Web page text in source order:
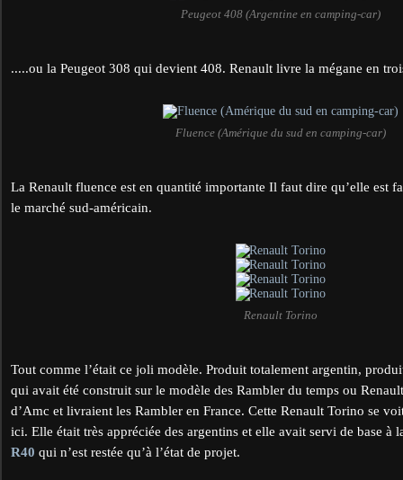
Peugeot 408 (Argentine en camping-car)
.....ou la Peugeot 308 qui devient 408. Renault livre la mégane en
Fluence (Amérique du sud en camping-car)
La Renault fluence est en quantité importante Il faut dire qu’elle est
le marché sud-américain.
Renault Torino
Tout comme l’était ce joli modèle. Produit totalement argentin,
qui avait été construit sur le modèle des Rambler du temps ou
d’Amc et livraient les Rambler en France. Cette Renault Torino se
ici. Elle était très appréciée des argentins et elle avait servi de base à
R40 qui n’est restée qu’à l’état de projet.